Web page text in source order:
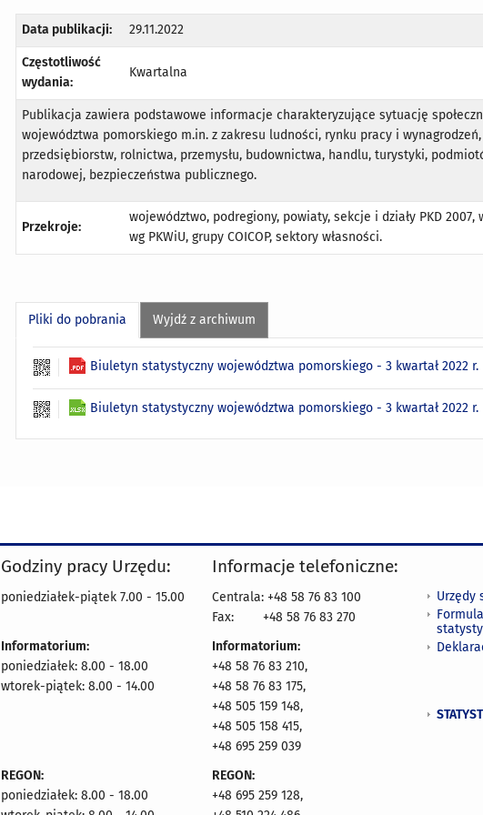
Data publikacji: 29.11.2022
Częstotliwość
wydania:
Kwartalna
Publikacja zawiera podstawowe informacje charakteryzujące sytuację
województwa pomorskiego m.in. z zakresu ludności, rynku pracy i
przedsiębiorstw, rolnictwa, przemysłu, budownictwa, handlu, turystyki,
narodowej, bezpieczeństwa publicznego.
Przekroje:
województwo, podregiony, powiaty, sekcje i działy PKD 2007,
wg PKWiU, grupy COICOP, sektory własności.
Pliki do pobrania Wyjdź z archiwum
Biuletyn statystyczny województwa pomorskiego - 3 kwartał 2022 r.
Biuletyn statystyczny województwa pomorskiego - 3 kwartał 2022 r.
Godziny pracy Urzędu:
poniedziałek-piątek 7.00 - 15.00
Informatorium:
poniedziałek: 8.00 - 18.00
wtorek-piątek: 8.00 - 14.00
REGON:
poniedziałek: 8.00 - 18.00
Informacje telefoniczne:
Centrala: +48 58 76 83 100
Fax:
+48 58 76 83 270
Informatorium:
+48 58 76 83 210,
+48 58 76 83 175,
+48 505 159 148,
+48 505 158 415,
+48 695 259 039
REGON:
+48 695 259 128,
Urzędy